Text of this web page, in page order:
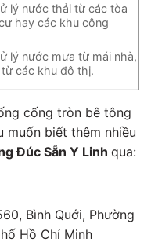
lý nước thải từ các tòa
hay các khu công
lý nước mưa từ mái nhà,
các khu đô thị.
cống tròn bê tông
muốn biết thêm nhiều
Đúc Sẵn Y Linh qua:
Bình Quới, Phường
Hồ Chí Minh